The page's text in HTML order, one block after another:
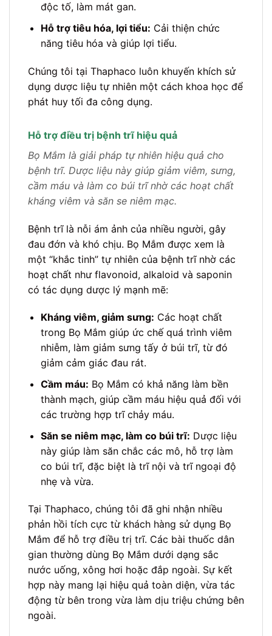
độc tố, làm mát gan.
Hỗ trợ tiêu hóa, lợi tiểu: Cải thiện chức
năng tiêu hóa và giúp lợi tiểu.
Chúng tôi tại Thaphaco luôn khuyến khích sử
dụng dược liệu tự nhiên một cách khoa học để
phát huy tối đa công dụng.
Hỗ trợ điều trị bệnh trĩ hiệu quả
Bọ Mắm là giải pháp tự nhiên hiệu quả cho
bệnh trĩ. Dược liệu này giúp giảm viêm, sưng,
cầm máu và làm co búi trĩ nhờ các hoạt chất
kháng viêm và săn se niêm mạc.
Bệnh trĩ là nỗi ám ảnh của nhiều người, gây
đau đớn và khó chịu. Bọ Mắm được xem là
một “khắc tinh” tự nhiên của bệnh trĩ nhờ các
hoạt chất như flavonoid, alkaloid và saponin
có tác dụng dược lý mạnh mẽ:
Kháng viêm, giảm sưng: Các hoạt chất
trong Bọ Mắm giúp ức chế quá trình viêm
nhiễm, làm giảm sưng tấy ở búi trĩ, từ đó
giảm cảm giác đau rát.
Cầm máu: Bọ Mắm có khả năng làm bền
thành mạch, giúp cầm máu hiệu quả đối với
các trường hợp trĩ chảy máu.
Săn se niêm mạc, làm co búi trĩ: Dược liệu
này giúp làm săn chắc các mô, hỗ trợ làm
co búi trĩ, đặc biệt là trĩ nội và trĩ ngoại độ
nhẹ và vừa.
Tại Thaphaco, chúng tôi đã ghi nhận nhiều
phản hồi tích cực từ khách hàng sử dụng Bọ
Mắm để hỗ trợ điều trị trĩ. Các bài thuốc dân
gian thường dùng Bọ Mắm dưới dạng sắc
nước uống, xông hơi hoặc đắp ngoài. Sự kết
hợp này mang lại hiệu quả toàn diện, vừa tác
động từ bên trong vừa làm dịu triệu chứng bên
ngoài.